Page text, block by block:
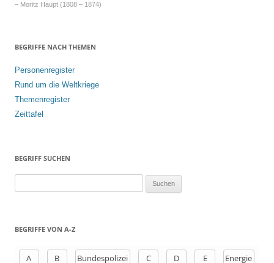
– Moritz Haupt (1808 – 1874)
BEGRIFFE NACH THEMEN
Personenregister
Rund um die Weltkriege
Themenregister
Zeittafel
BEGRIFF SUCHEN
h
BEGRIFFE VON A-Z
A B Bundespolizei C D E Energie